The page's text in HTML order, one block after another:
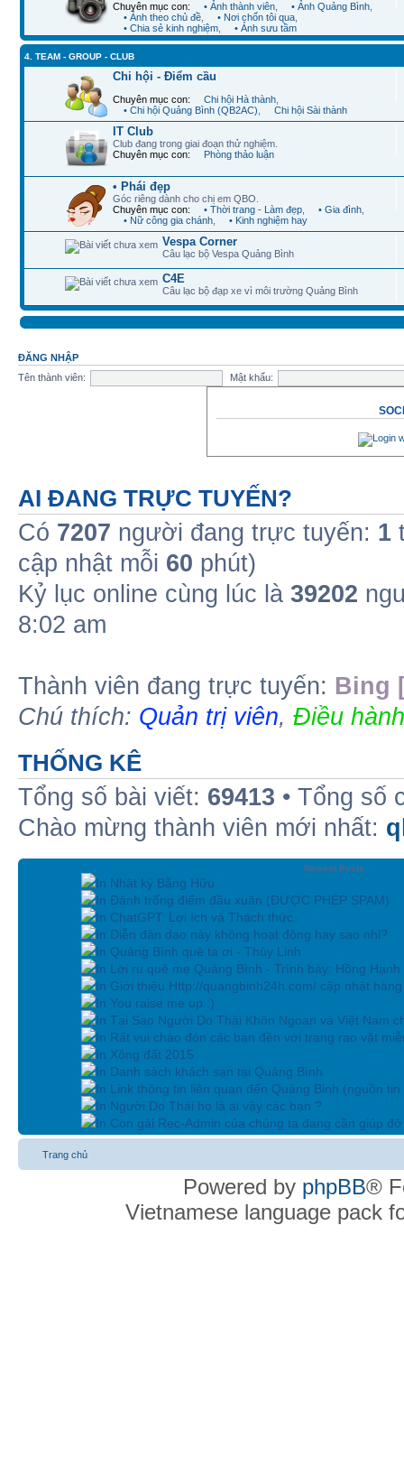
Chuyên mục con: • Ảnh thành viên • Ảnh Quảng Bình
• Ảnh theo chủ đề
• Nơi chốn tôi qua
• Chia sẻ kinh nghiệm
• Ảnh sưu tầm
4. TEAM - GROUP - CLUB
Chi hội - Điểm cầu
Chuyên mục con: Chi hội Hà thành
• Chi hội Quảng Bình (QB2AC)
Chi hội Sài thành
IT Club
Club đang trong giai đoạn thử nghiệm.
Chuyên mục con:
Phòng thảo luận
• Phái đẹp
Góc riêng dành cho chị em QBO.
Chuyên mục con:
• Thời trang - Làm đẹp • Gia đình
• Nữ công gia chánh
• Kinh nghiệm hay
Vespa Corner
Câu lạc bộ Vespa Quảng Bình
C4E
Câu lạc bộ đạp xe vì môi trường Quảng Bình
ĐĂNG NHẬP
Tên thành viên:
Mật khẩu:
AI ĐANG TRỰC TUYẾN?
Có 7207 người đang trực tuyến: 1
cập nhật mỗi 60 phút)
Kỷ lục online cùng lúc là 39202
8:02 am
Thành viên đang trực tuyến: Bing
Chú thích: Quản trị viên, Điều
THỐNG KÊ
Tổng số bài viết: 69413 • Tổng số
Chào mừng thành viên mới nhất:
Newest Posts
In Nhật ký Bằng Hữu
In Đánh trống điểm đầu xuân (ĐƯỢC PHÉP SPAM)
In ChatGPT: Lợi ích và Thách thức
In Diễn đàn dạo này không hoạt động hay sao nhỉ?
In Quảng Bình quê ta ơi - Thùy Linh
In Lời ru quê mẹ Quảng Bình - Trình bày: Hồng Hạnh
In Giới thiệu Http://quangbinh24h.com/ cập nhật
In You raise me up :)
In Tại Sao Người Do Thái Khôn Ngoan và Việt Nam
In Rất vui chào đón các bạn đền với trang rao vặt
In Xông đất 2015
In Danh sách khách sạn tại Quảng Bình
In Link thông tin liên quan đến Quảng Binh (nguồn tin
In Người Do Thái họ là ai vậy các bạn ?
In Con gái Rec-Admin của chúng ta đang cần giúp
Trang chủ
Powered by phpBB®
Vietnamese language pack